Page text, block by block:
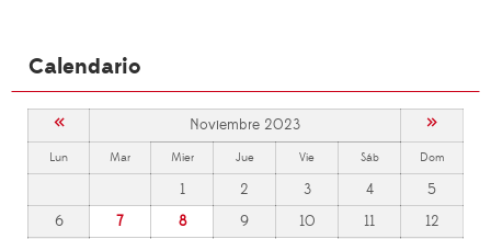
Calendario
« Noviembre 2023 »
Lun Mar Mier Jue Vie Sáb Dom
1 2 3 4
5
6
7 8 9 10 11
12